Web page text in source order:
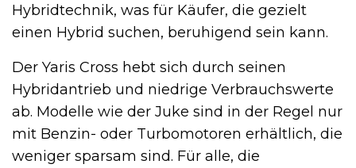
Hybridtechnik, was für Käufer, die gezielt
einen Hybrid suchen, beruhigend sein kann.
Der Yaris Cross hebt sich durch seinen
Hybridantrieb und niedrige Verbrauchswerte
ab. Modelle wie der Juke sind in der Regel nur
mit Benzin- oder Turbomotoren erhältlich, die
weniger sparsam sind. Für alle, die